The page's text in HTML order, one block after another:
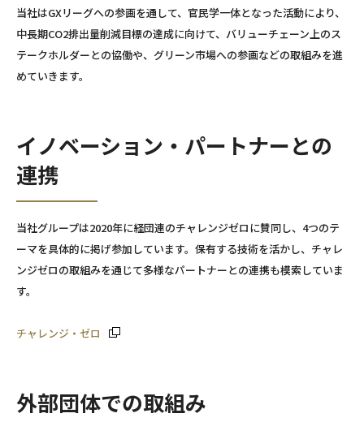
当社はGXリーグへの参画を通して、官民学一体となった活動により、
中長期CO2排出量削減目標の達成に向けて、バリューチェーン上のス
テークホルダーとの協働や、グリーン市場への参画などの取組みを進
めていきます。
イノベーション・パートナーとの
連携
当社グループは2020年に経団連のチャレンジゼロに賛同し、4つのテ
ーマを具体的に掲げ参加しています。保有する技術を活かし、チャレ
ンジゼロの取組みを通じて多様なパートナーとの連携も模索していま
す。
チャレンジ・ゼロ
外部団体での取組み